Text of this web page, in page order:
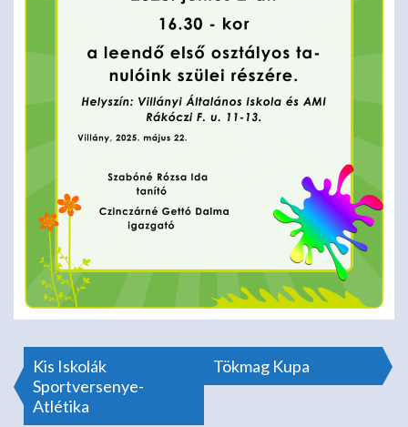
Bejegyzés
Kis Iskolák
Sportversenye-
Atlétika
Tökmag Kupa